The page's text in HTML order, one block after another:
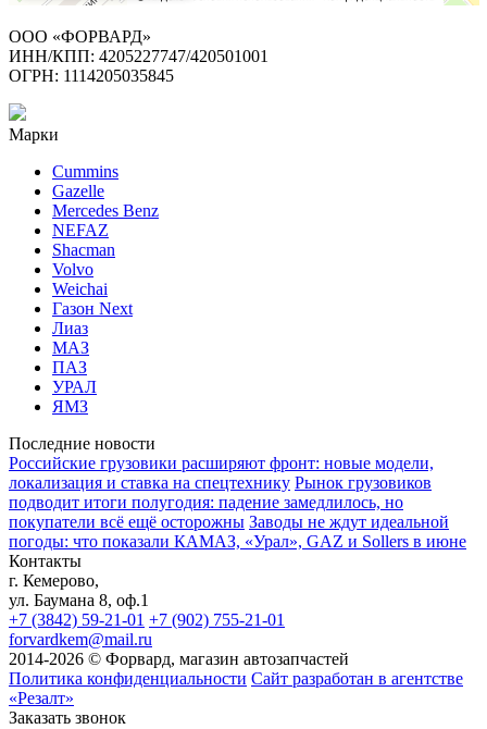
ООО «ФОРВАРД»
ИНН/КПП: 4205227747/420501001
ОГРН: 1114205035845
Марки
Cummins
Gazelle
Mercedes Benz
NEFAZ
Shacman
Volvo
Weichai
Газон Next
Лиаз
МАЗ
ПАЗ
УРАЛ
ЯМЗ
Последние новости
Российские грузовики расширяют фронт: новые модели,
локализация и ставка на спецтехнику Рынок грузовиков
подводит итоги полугодия: падение замедлилось, но
покупатели всё ещё осторожны Заводы не ждут идеальной
погоды: что показали КАМАЗ, «Урал», GAZ и Sollers в июне
Контакты
г. Кемерово,
ул. Баумана 8, оф.1
+7 (3842) 59-21-01 +7 (902) 755-21-01
forvardkem@mail.ru
2014-2026 © Форвард, магазин автозапчастей
Политика конфиденциальности Сайт разработан в агентстве
«Резалт»
Заказать звонок